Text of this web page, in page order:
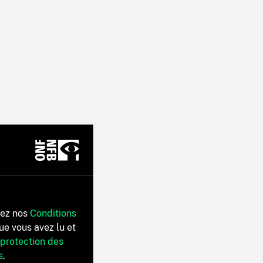
nos Conditions
vous avez lu et
des
.